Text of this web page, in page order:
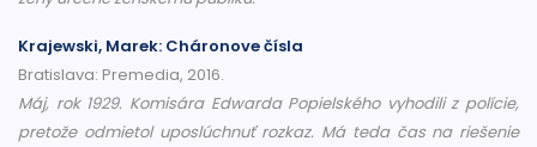
Krajewski, Marek: Cháronove čísla
Bratislava: Premedia, 2016.
Máj, rok 1929. Komisára Edwarda Popielského vyhodili z polície,
pretože odmietol uposlúchnuť rozkaz. Má teda čas na riešenie